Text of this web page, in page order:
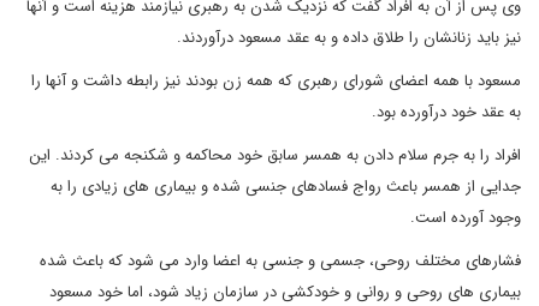
وی پس از آن به افراد گفت که نزدیک شدن به رهبری نیازمند هزینه است و آنها
نیز باید زنانشان را طلاق داده و به عقد مسعود درآوردند.
مسعود با همه اعضای شورای رهبری که همه زن بودند نیز رابطه داشت و آنها را
به عقد خود درآورده بود.
افراد را به جرم سلام دادن به همسر سابق خود محاکمه و شکنجه می کردند. این
جدایی از همسر باعث رواج فسادهای جنسی شده و بیماری های زیادی را به
وجود آورده است.
فشارهای مختلف روحی، جسمی و جنسی به اعضا وارد می شود که باعث شده
بیماری های روحی و روانی و خودکشی در سازمان زیاد شود، اما خود مسعود